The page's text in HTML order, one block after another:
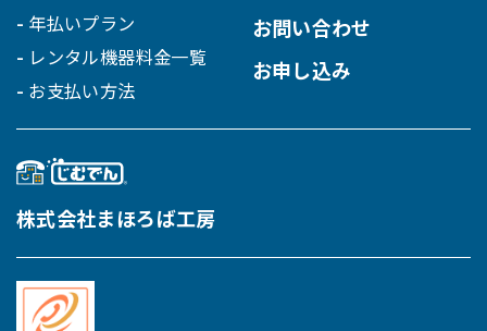
年払いプラン
レンタル機器料金一覧
お支払い方法
お問い合わせ
お申し込み
株式会社まほろば工房